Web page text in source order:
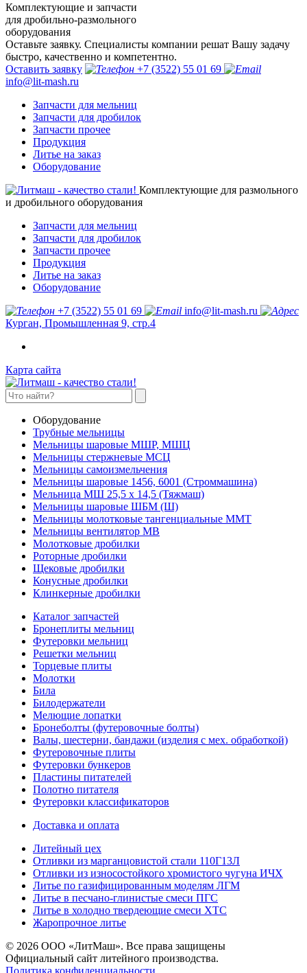
Комплектующие и запчасти
для дробильно-размольного
оборудования
Оставьте заявку. Специалисты компании решат Вашу задачу
быстро, качественно и компетентно.
Оставить заявку
+7 (3522) 55 01 69
info@lit-mash.ru
Запчасти для мельниц
Запчасти для дробилок
Запчасти прочее
Продукция
Литье на заказ
Оборудование
Комплектующие для размольного
и дробильного оборудования
Запчасти для мельниц
Запчасти для дробилок
Запчасти прочее
Продукция
Литье на заказ
Оборудование
+7 (3522) 55 01 69
info@lit-mash.ru
Курган, Промышленная 9, стр.4
Карта сайта
Оборудование
Трубные мельницы
Мельницы шаровые МШР, МШЦ
Мельницы стержневые МСЦ
Мельницы самоизмельчения
Мельницы шаровые 1456, 6001 (Строммашина)
Мельница МШ 25,5 х 14,5 (Тяжмаш)
Мельницы шаровые ШБМ (Ш)
Мельницы молотковые тангенциальные ММТ
Мельницы вентилятор МВ
Молотковые дробилки
Роторные дробилки
Щековые дробилки
Конусные дробилки
Клинкерные дробилки
Каталог запчастей
Бронеплиты мельниц
Футеровки мельниц
Решетки мельниц
Торцевые плиты
Молотки
Била
Билодержатели
Мелющие лопатки
Бронеболты (футеровочные болты)
Валы, шестерни, бандажи (изделия с мех. обработкой)
Футеровочные плиты
Футеровки бункеров
Пластины питателей
Полотно питателя
Футеровки классификаторов
Доставка и оплата
Литейный цех
Отливки из марганцовистой стали 110Г13Л
Отливки из износостойкого хромистого чугуна ИЧХ
Литье по газифицированным моделям ЛГМ
Литье в песчано-глинистые смеси ПГС
Литье в холодно твердеющие смеси ХТС
Жаропрочное литье
© 2026 ООО «ЛитМаш». Все права защищены
Официальный сайт литейного производства.
Политика конфиденциальности